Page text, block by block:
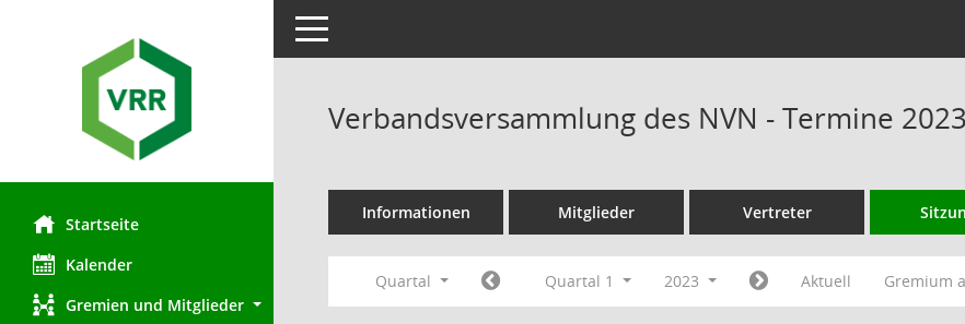
Startseite
Kalender
Gremien und Mitglieder
Toggle navigation
Verbandsversammlung des NVN - Termine 2023
Informationen Mitglieder Vertreter
Quartal Quartal 1 2023 Aktuell Gremium